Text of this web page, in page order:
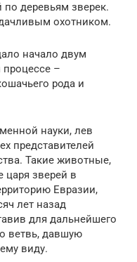
деревьям зверек.
охотником.
начало двум
–
рода и
науки, лев
представителей
Такие животные,
царя зверей в
Евразии,
лет назад
для дальнейшего
ветвь, давшую
виду.